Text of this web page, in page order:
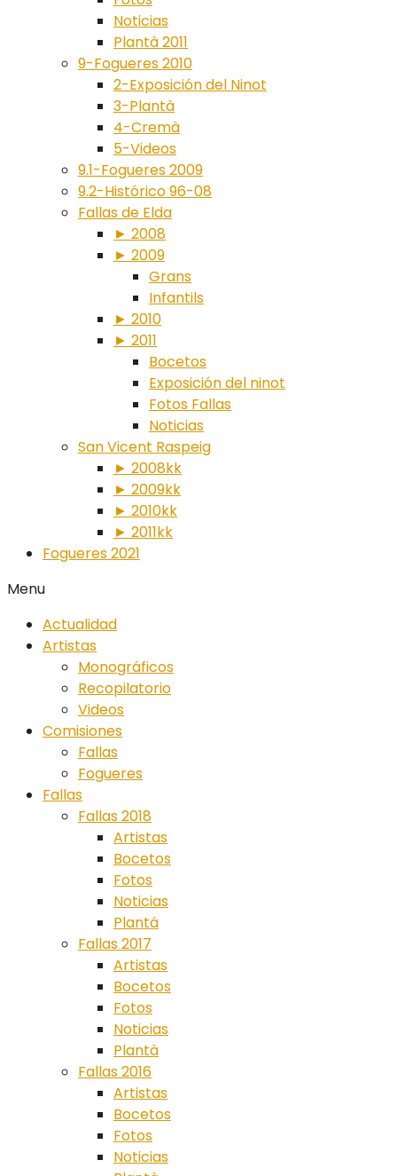
Noticias
Plantà 2011
9-Fogueres 2010
2-Exposición del Ninot
3-Plantà
4-Cremà
5-Videos
9.1-Fogueres 2009
9.2-Histórico 96-08
Fallas de Elda
► 2008
► 2009
Grans
Infantils
► 2010
► 2011
Bocetos
Exposición del ninot
Fotos Fallas
Noticias
San Vicent Raspeig
► 2008kk
► 2009kk
► 2010kk
► 2011kk
Fogueres 2021
Menu
Actualidad
Artistas
Monográficos
Recopilatorio
Videos
Comisiones
Fallas
Fogueres
Fallas
Fallas 2018
Artistas
Bocetos
Fotos
Noticias
Plantá
Fallas 2017
Artistas
Bocetos
Fotos
Noticias
Plantà
Fallas 2016
Artistas
Bocetos
Fotos
Noticias